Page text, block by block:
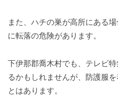
また、ハチの巣が高所にある
に転落の危険があります。
下伊那郡喬木村でも、テレビ
るかもしれませんが、防護服
とはあります。